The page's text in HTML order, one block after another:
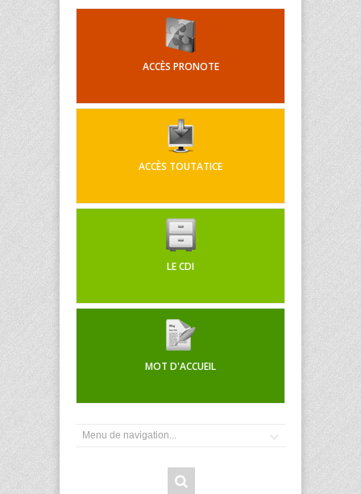
ACCÈS PRONOTE
ACCÈS TOUTATICE
LE CDI
MOT D'ACCUEIL